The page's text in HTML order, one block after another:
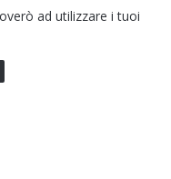
ad utilizzare i tuoi